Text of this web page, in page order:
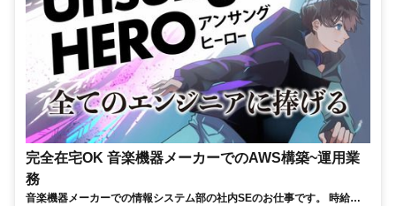
完全在宅OK 音楽機器メーカーでのAWS構築~運用業
務
音楽機器メーカーでの情報システム部の社内SEのお仕事です。 時給